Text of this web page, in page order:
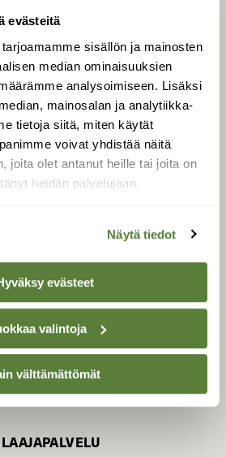
evästeitä
sisällön ja mainosten
median ominaisuuksien
analysoimiseen. Lisäksi
mainosalan ja analytiikka-
tietoja siitä, miten käytät
voivat yhdistää näitä
joita olet antanut heille tai joita on
heidän palvelujaan.
Näytä tiedot
evästeet
valintoja
välttämättömät
Tilaa digilukuoikeus
Äänestä parasta juttua
Tilaa uutiskirje
SUOMEN LUONNON­
SUOJELU­LIITTO
Suomen Luonto -lehden
luonnonsuojelu­liitto.